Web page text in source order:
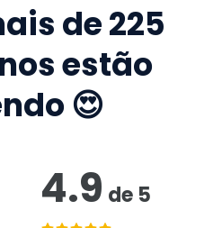
de225
estão
😍
4.9 de 5